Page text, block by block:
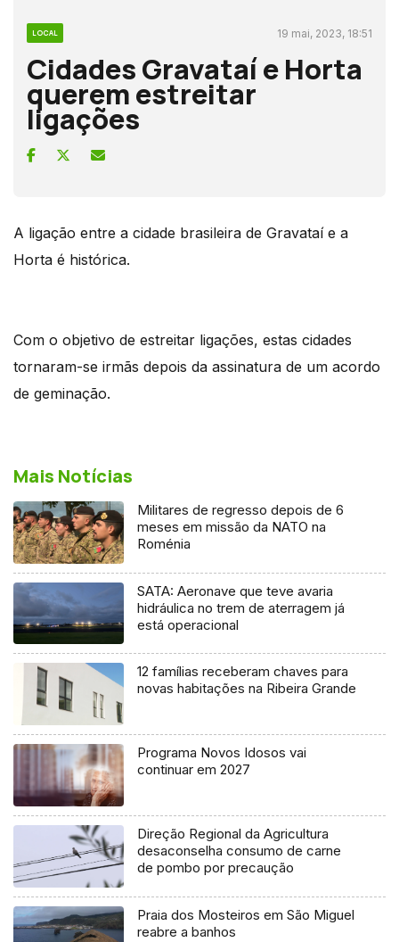
LOCAL 19 mai, 2023, 18:51
Cidades Gravataí e Horta
querem estreitar
ligações
A ligação entre a cidade brasileira de Gravataí e a
Horta é histórica.
Com o objetivo de estreitar ligações, estas cidades
tornaram-se irmãs depois da assinatura de um acordo
de geminação.
Mais Notícias
Militares de regresso depois de 6
meses em missão da NATO na
Roménia
SATA: Aeronave que teve avaria
hidráulica no trem de aterragem já
está operacional
12 famílias receberam chaves para
novas habitações na Ribeira Grande
Programa Novos Idosos vai
continuar em 2027
Direção Regional da Agricultura
desaconselha consumo de carne
de pombo por precaução
Praia dos Mosteiros em São Miguel
reabre a banhos